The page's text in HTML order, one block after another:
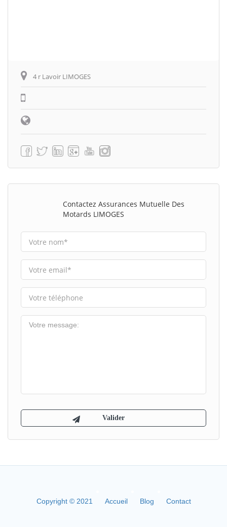
4 r Lavoir LIMOGES
Contactez Assurances Mutuelle Des
Motards LIMOGES
Copyright © 2021 Accueil Blog Contact